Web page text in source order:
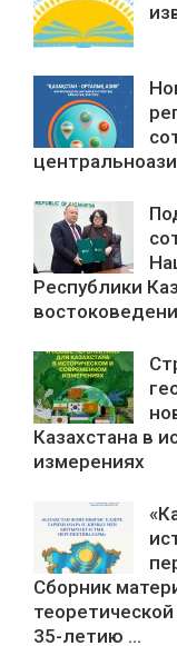
Республики
Казахстана в
измерениях
Сборник
35-летию ...